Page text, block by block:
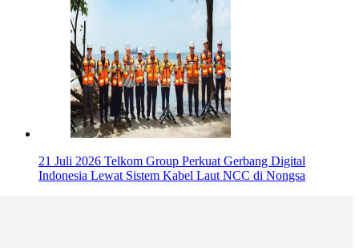
21 Juli 2026 Telkom Group Perkuat Gerbang Digital
Indonesia Lewat Sistem Kabel Laut NCC di Nongsa